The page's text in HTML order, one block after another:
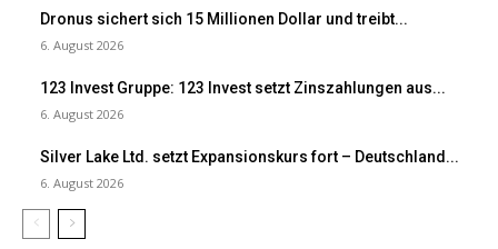
Dronus sichert sich 15 Millionen Dollar und treibt...
6. August 2026
123 Invest Gruppe: 123 Invest setzt Zinszahlungen aus...
6. August 2026
Silver Lake Ltd. setzt Expansionskurs fort – Deutschland...
6. August 2026